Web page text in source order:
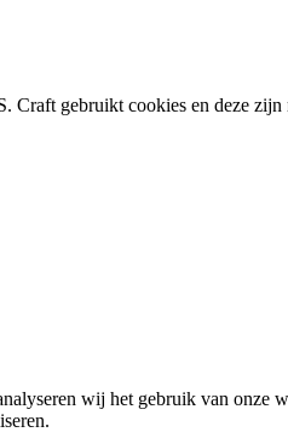
gebruikt cookies en deze
wij het gebruik van